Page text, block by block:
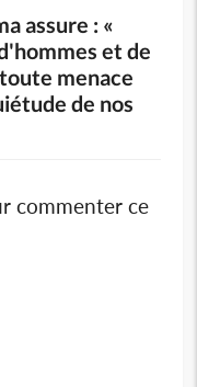
assure : «
et de
menace
de nos
commenter ce